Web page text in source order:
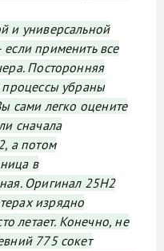
и универсальной
применить все
Посторонняя
процессы убраны
сами легко оцените
сначала
а потом
в
Оригинал 25H2
изрядно
летает. Конечно, не
775 сокет